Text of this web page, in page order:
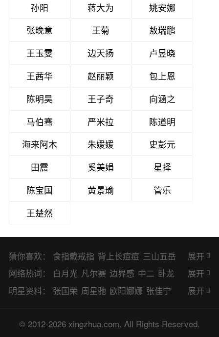
孙阳
蒋大为
姚安娜
张晚意
王菊
敖瑞鹏
王玉雯
边天扬
卢昱晓
王茜华
赵丽颖
包上恩
陈明昊
王子奇
向涵之
马伯骞
严米拉
陈道明
海来阿木
朱媛媛
史彭元
田震
奚美娟
星择
陈宝国
黄景瑜
管乐
王楚然
猜你喜欢： 食指戴戒指 背上长痘痘 三山五岳
避暑胜地
展开
网络热词：
白月光 凡尔赛 边界感 中二 卧龙
凤雏 二次元 KPI EMO CP BUG
胺 SP OC HOLD OEM BP 猎奇
展开
明星资料：
张国荣 周星驰 欧阳娜娜 张佳宁
谭松韵 唐嫣 童瑶 宋茜 孙俪 倪
展开
© 2012-2026 xingzhua.com. All Rights Reserved.